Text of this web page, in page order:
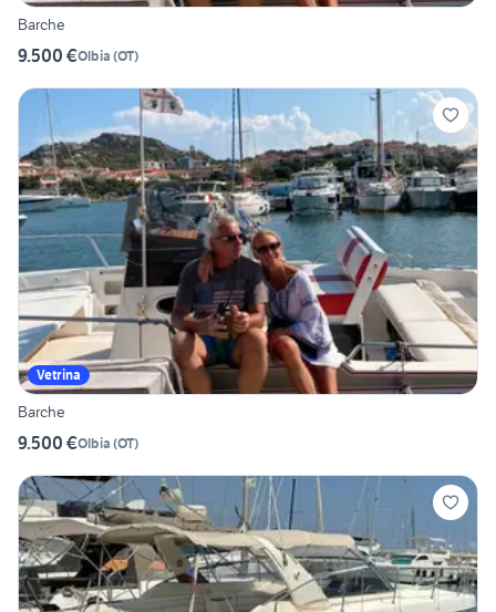
Barche
9.500 €Olbia (OT)
Vetrina
Barche
9.500 €Olbia (OT)